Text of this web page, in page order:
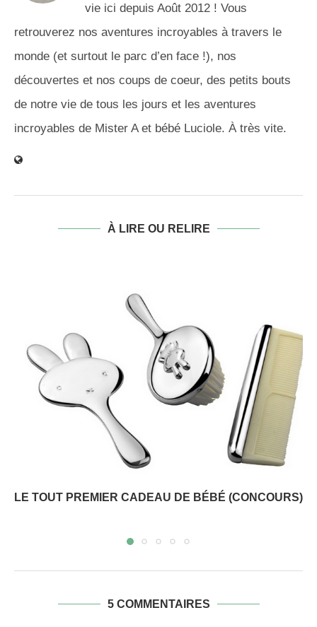
vie ici depuis Août 2012 ! Vous
retrouverez nos aventures incroyables à travers le
monde (et surtout le parc d’en face !), nos
découvertes et nos coups de coeur, des petits bouts
de notre vie de tous les jours et les aventures
incroyables de Mister A et bébé Luciole. À très vite.
À LIRE OU RELIRE
LE TOUT PREMIER CADEAU DE BÉBÉ (CONCOURS)
5 COMMENTAIRES